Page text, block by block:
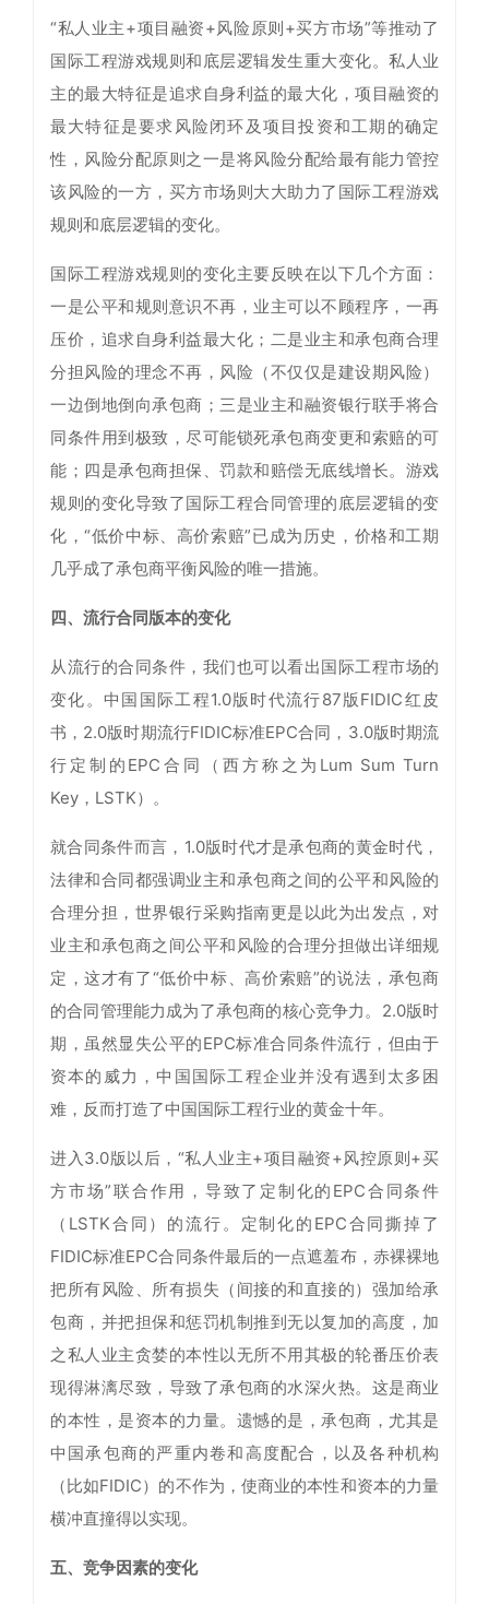
“私人业主+项目融资+风险原则+买方市场”等推动了
国际工程游戏规则和底层逻辑发生重大变化。私人业
主的最大特征是追求自身利益的最大化，项目融资的
最大特征是要求风险闭环及项目投资和工期的确定
性，风险分配原则之一是将风险分配给最有能力管控
该风险的一方，买方市场则大大助力了国际工程游戏
规则和底层逻辑的变化。
国际工程游戏规则的变化主要反映在以下几个方面：
一是公平和规则意识不再，业主可以不顾程序，一再
压价，追求自身利益最大化；二是业主和承包商合理
分担风险的理念不再，风险（不仅仅是建设期风险）
一边倒地倒向承包商；三是业主和融资银行联手将合
同条件用到极致，尽可能锁死承包商变更和索赔的可
能；四是承包商担保、罚款和赔偿无底线增长。游戏
规则的变化导致了国际工程合同管理的底层逻辑的变
化，“低价中标、高价索赔”已成为历史，价格和工期
几乎成了承包商平衡风险的唯一措施。
四、流行合同版本的变化
从流行的合同条件，我们也可以看出国际工程市场的
变化。中国国际工程1.0版时代流行87版FIDIC红皮
书，2.0版时期流行FIDIC标准EPC合同，3.0版时期流
行定制的EPC合同（西方称之为Lum Sum Turn
Key，LSTK）。
就合同条件而言，1.0版时代才是承包商的黄金时代，
法律和合同都强调业主和承包商之间的公平和风险的
合理分担，世界银行采购指南更是以此为出发点，对
业主和承包商之间公平和风险的合理分担做出详细规
定，这才有了“低价中标、高价索赔”的说法，承包商
的合同管理能力成为了承包商的核心竞争力。2.0版时
期，虽然显失公平的EPC标准合同条件流行，但由于
资本的威力，中国国际工程企业并没有遇到太多困
难，反而打造了中国国际工程行业的黄金十年。
进入3.0版以后，“私人业主+项目融资+风控原则+买
方市场”联合作用，导致了定制化的EPC合同条件
（LSTK合同）的流行。定制化的EPC合同撕掉了
FIDIC标准EPC合同条件最后的一点遮羞布，赤裸裸地
把所有风险、所有损失（间接的和直接的）强加给承
包商，并把担保和惩罚机制推到无以复加的高度，加
之私人业主贪婪的本性以无所不用其极的轮番压价表
现得淋漓尽致，导致了承包商的水深火热。这是商业
的本性，是资本的力量。遗憾的是，承包商，尤其是
中国承包商的严重内卷和高度配合，以及各种机构
（比如FIDIC）的不作为，使商业的本性和资本的力量
横冲直撞得以实现。
五、竞争因素的变化